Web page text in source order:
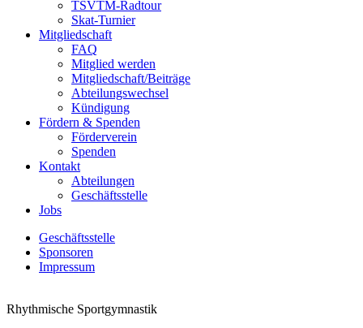
TSVTM-Radtour
Skat-Turnier
Mitgliedschaft
FAQ
Mitglied werden
Mitgliedschaft/Beiträge
Abteilungswechsel
Kündigung
Fördern & Spenden
Förderverein
Spenden
Kontakt
Abteilungen
Geschäftsstelle
Jobs
Geschäftsstelle
Sponsoren
Impressum
Rhythmische Sportgymnastik